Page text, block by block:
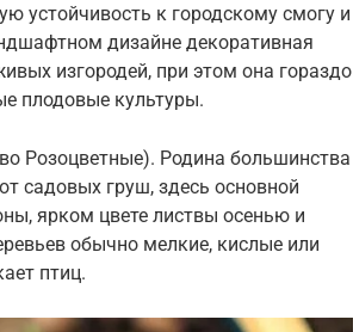
устойчивость к городскому смогу и
дизайне декоративная
изгородей, при этом она гораздо
плодовые культуры.
Розоцветные). Родина большинства
садовых груш, здесь основной
ярком цвете листвы осенью и
обычно мелкие, кислые или
птиц.